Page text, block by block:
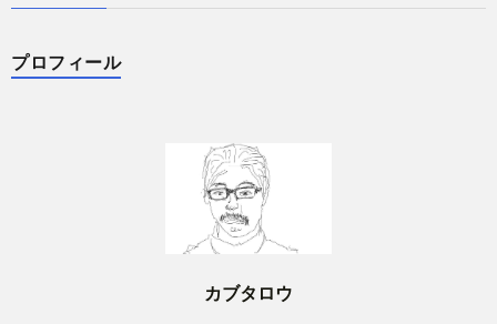
プロフィール
カブタロウ